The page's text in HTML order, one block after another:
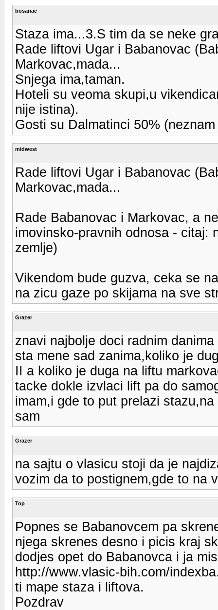
bosanac
Staza ima...3.S tim da se neke
Rade liftovi Ugar i Babanovac
Markovac,mada...
Snjega ima,taman.
Hoteli su veoma skupi,u
nije istina).
Gosti su Dalmatinci 50%
midwest
Rade liftovi Ugar i Babanovac
Markovac,mada...
Rade Babanovac i Markovac, a
imovinsko-pravnih odnosa - citaj:
zemlje)
Vikendom bude guzva, ceka se
na zicu gaze po skijama na sve
Grazer
znavi najbolje doci radnim
sta mene sad zanima,koliko je
II a koliko je duga na liftu
tacke dokle izvlaci lift pa do
imam,i gde to put prelazi
sam
Grazer
na sajtu o vlasicu stoji da je
vozim da to postignem,gde to na
Top
Popnes se Babanovcem pa
njega skrenes desno i picis kraj
dodjes opet do Babanovca i ja
http://www.vlasic-bih.com/
ti mape staza i liftova.
Pozdrav